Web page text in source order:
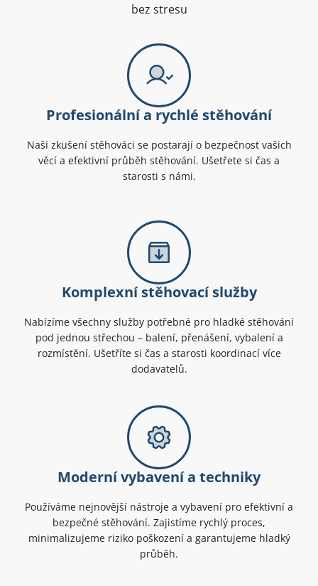
bez stresu
Profesionální a rychlé stěhování
Naši zkušení stěhováci se postarají o bezpečnost vašich
věcí a efektivní průběh stěhování. Ušetřete si čas a
starosti s námi.
Komplexní stěhovací služby
Nabízíme všechny služby potřebné pro hladké stěhování
pod jednou střechou – balení, přenášení, vybalení a
rozmístění. Ušetříte si čas a starosti koordinací více
dodavatelů.
Moderní vybavení a techniky
Používáme nejnovější nástroje a vybavení pro efektivní a
bezpečné stěhování. Zajistíme rychlý proces,
minimalizujeme riziko poškození a garantujeme hladký
průběh.